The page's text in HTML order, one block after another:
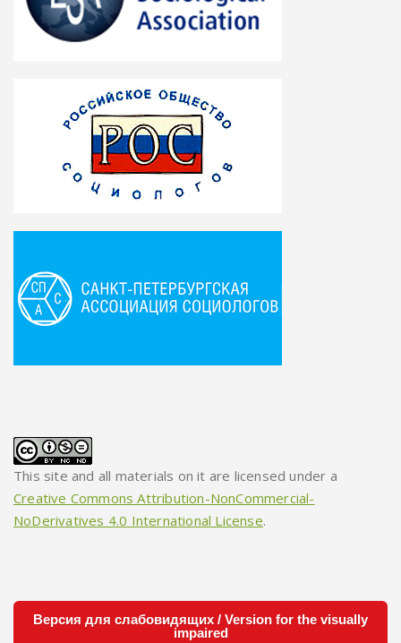
This site and all materials on it are licensed under a
Creative Commons Attribution-NonCommercial-
NoDerivatives 4.0 International License.
Версия для слабовидящих / Version for the visually
impaired